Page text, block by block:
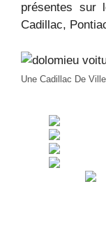
présentes sur
Cadillac,
Une Cadillac De